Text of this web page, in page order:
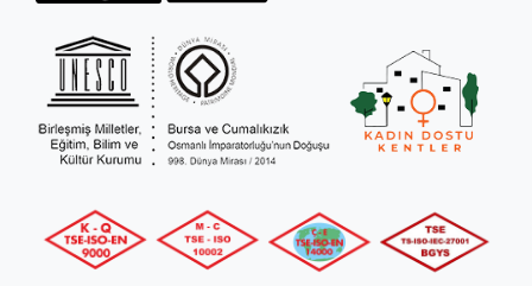
YÖNETMELIKLER / YÖNERGELER
KAMU HİZMET STANDARTLARI (KAHİS)
ŞİKAYET TAKİBİ (KURUMLAR)
MÜHENDİS, MİMAR VE SÜRVEYAN KAYITLARI (İLÇE
MÜHENDİS, MİMAR VE SÜRVEYAN KAYITLARI
YER SEÇİM BELGESİ, MOBİL VE SAHA DOLABI BAŞVURULARI
GÜNLÜK KAZI ÇALIŞMALARI